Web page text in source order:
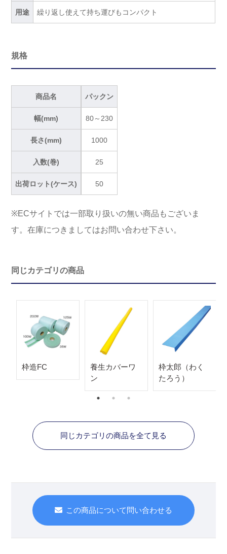
用途 繰り返し使えて持ち運びもコンパクト
規格
商品名
幅(mm)
長さ(mm)
入数(巻)
出荷ロット(ケース)
パックン
80～230
1000
25
50
※ECサイトでは一部取り扱いの無い商品もございま
す。在庫につきましてはお問い合わせ下さい。
同じカテゴリの商品
枠造FC
養生カバーワ
ン
枠太郎（わく
たろう）
同じカテゴリの商品を全て見る
この商品について問い合わせる